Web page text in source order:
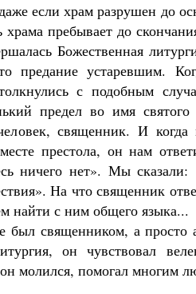
если храм разрушен до
пребывает до
Божественная
предание устаревшим.
с подобным
предел во имя
священник. И
престола, он нам
ничего нет». Мы
На что священник
найти с ним общего языка...
священником, а просто
он чувствовал
молился, помогал многим